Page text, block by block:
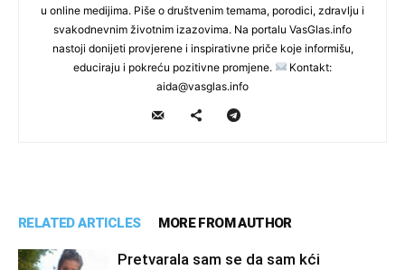
u online medijima. Piše o društvenim temama, porodici, zdravlju i
svakodnevnim životnim izazovima. Na portalu VasGlas.info
nastoji donijeti provjerene i inspirativne priče koje informišu,
educiraju i pokreću pozitivne promjene.
Kontakt:
aida@vasglas.info
RELATED ARTICLES MORE FROM AUTHOR
Pretvarala sam se da sam kći